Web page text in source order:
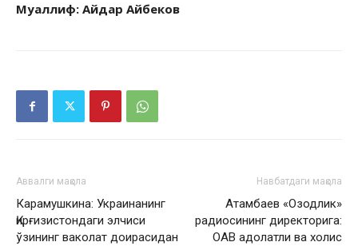
Муаллиф: Айдар Айбеков
Аввалги мақола
Карамушкина: Украинанинг
Қирғизистондаги элчиси
ўзининг ваколат доирасидан
Навбатдаги мақола
Атамбаев «Озодлик»
радиосининг директорига:
ОАВ адолатли ва холис